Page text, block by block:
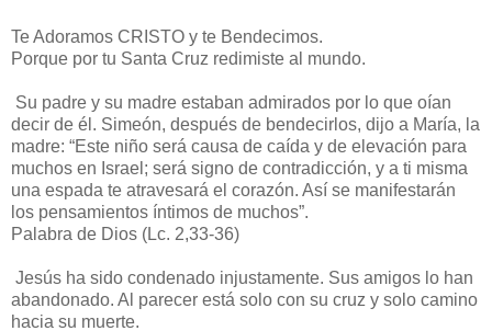
Te Adoramos CRISTO y te Bendecimos.
Porque por tu Santa Cruz redimiste al mundo.
Su padre y su madre estaban admirados por lo que oían
decir de él. Simeón, después de bendecirlos, dijo a María, la
madre: “Este niño será causa de caída y de elevación para
muchos en Israel; será signo de contradicción, y a ti misma
una espada te atravesará el corazón. Así se manifestarán
los pensamientos íntimos de muchos”.
Palabra de Dios (Lc. 2,33-36)
Jesús ha sido condenado injustamente. Sus amigos lo han
abandonado. Al parecer está solo con su cruz y solo camino
hacia su muerte.